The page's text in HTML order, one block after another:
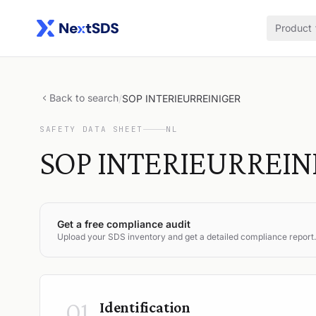
Product
Back to search/SOP INTERIEURREINIGER
SAFETY DATA SHEET NL
SOP
Get a free compliance audit
Upload your SDS inventory and get a detailed compliance report.
Identification